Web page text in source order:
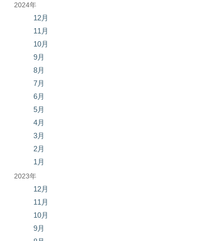
2024年
12月
11月
10月
9月
8月
7月
6月
5月
4月
3月
2月
1月
2023年
12月
11月
10月
9月